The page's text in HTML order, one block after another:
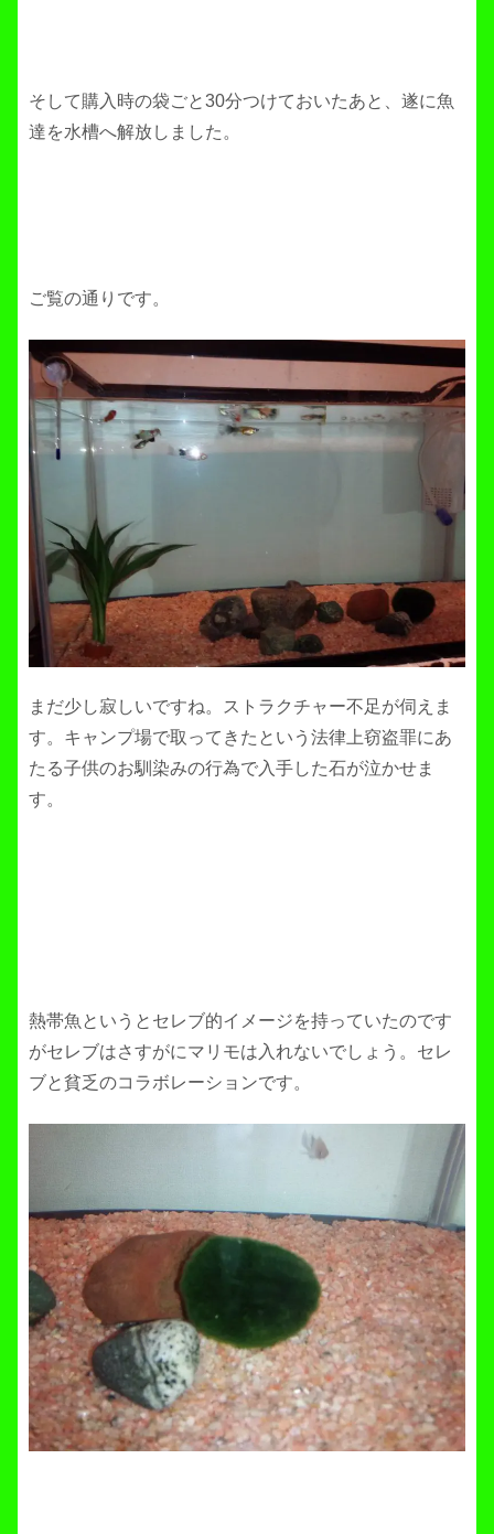
そして購入時の袋ごと30分つけておいたあと、遂に魚
達を水槽へ解放しました。
ご覧の通りです。
まだ少し寂しいですね。ストラクチャー不足が伺えま
す。キャンプ場で取ってきたという法律上窃盗罪にあ
たる子供のお馴染みの行為で入手した石が泣かせま
す。
熱帯魚というとセレブ的イメージを持っていたのです
がセレブはさすがにマリモは入れないでしょう。セレ
ブと貧乏のコラボレーションです。